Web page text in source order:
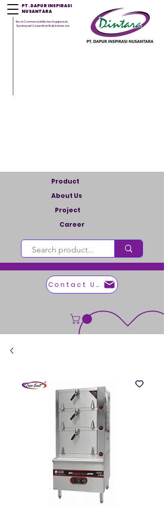
PT. DAPUR INSPIRASI
NUSANTARA
Best Commercial Kitchen Equipment,
Sparepart & Laundry in Bali, Indonesia
Career
Contact Us
Product
About Us
Project